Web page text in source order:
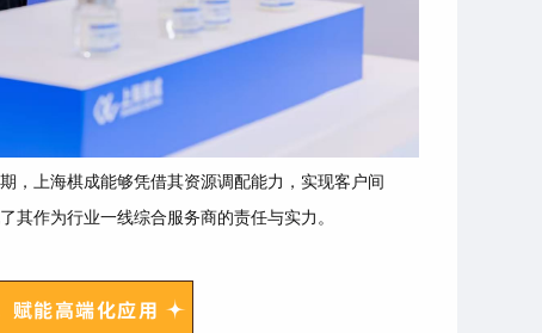
，上海棋成能够凭借其资源调配能力，实现客户间
其作为行业一线综合服务商的责任与实力。
赋能高端化应用